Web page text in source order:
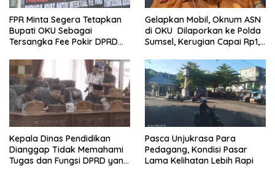
FPR Minta Segera Tetapkan
Bupati OKU Sebagai
Tersangka Fee Pokir DPRD
Gelapkan Mobil, Oknum ASN
di OKU Dilaporkan ke Polda
Sumsel, Kerugian Capai Rp1,2
Kepala Dinas Pendidikan
Dianggap Tidak Memahami
Tugas dan Fungsi DPRD yang
Pasca Unjukrasa Para
Pedagang, Kondisi Pasar
Lama Kelihatan Lebih Rapi